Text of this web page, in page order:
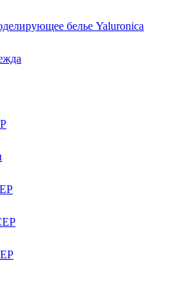
белье Yaluroniсa